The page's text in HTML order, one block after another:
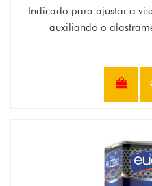
Indicado para ajustar a
auxiliando o